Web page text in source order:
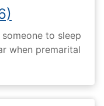
to sleep
when premarital